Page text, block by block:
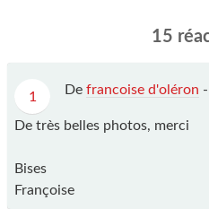
15
1 De francoise d'oléron -
De très belles photos, merci
Bises
Françoise